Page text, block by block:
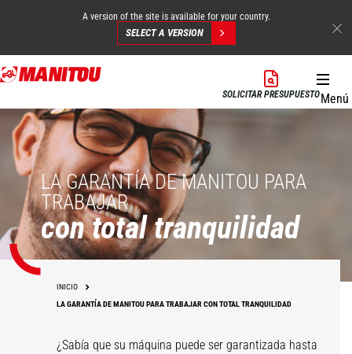
Pasar
al
principal
A version of the site is available for your country.
SELECT A VERSION
SOLICITAR PRESUPUESTOMenú
LA GARANTÍA DE MANITOU PARA
TRABAJAR
con total tranquilidad
INICIO
LA GARANTÍA DE MANITOU PARA TRABAJAR CON TOTAL TRANQUILIDAD
¿Sabía que su máquina puede ser garantizada hasta